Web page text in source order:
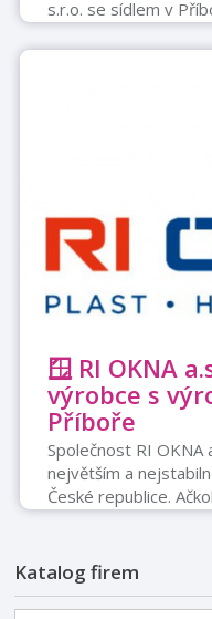
s.r.o. se sídlem v
🪟 RI OKNA
výrobce s
Příboře
Společnost RI OKNA
největším a
České republice.
Katalog firem